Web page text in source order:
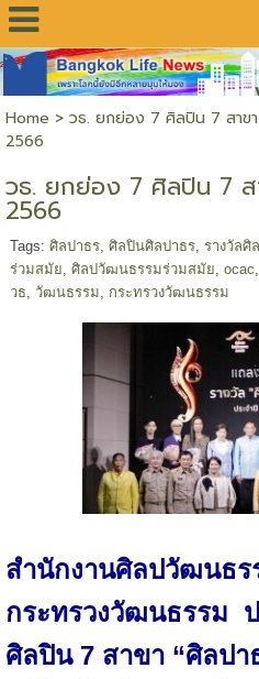
Home > วธ. ยกย่อง 7 ศิลปิน 7 สาขา
2566
วธ. ยกย่อง 7 ศิลปิน 7 ส
2566
Tags: ศิลปาธร, ศิลปินศิลปาธร, รางวัลศิ
ร่วมสมัย ศิลปวัฒนธรรมร่วมสมัย ocac
วธ วัฒนธรรม กระทรวงวัฒนธรรม
สำนักงานศิลปวัฒนธร
กระทรวงวัฒนธรรม
ศิลปิน 7 สาขา “ศิลปา